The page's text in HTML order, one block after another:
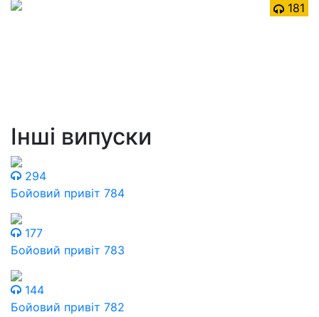
181
Інші випуски
294
Бойовий привіт 784
177
Бойовий привіт 783
144
Бойовий привіт 782